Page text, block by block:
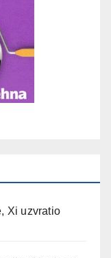
Xi uzvratio